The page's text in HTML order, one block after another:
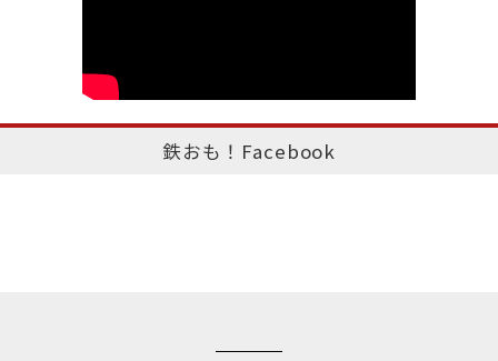
鉄おも！Facebook